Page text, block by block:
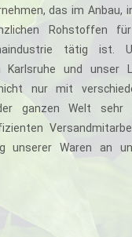
das im Anbau,
Rohstoffen
tätig ist.
und unser
nur mit
ganzen Welt sehr
unserer Waren an